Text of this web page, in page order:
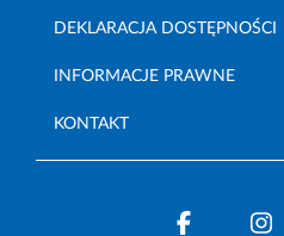
DEKLARACJA DOSTĘPNOŚCI
INFORMACJE PRAWNE
KONTAKT